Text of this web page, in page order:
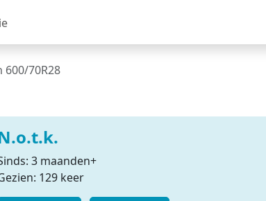
600/70R28
3 maanden+
129 keer